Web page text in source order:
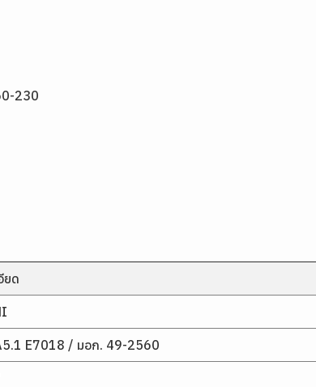
230
ยด
E7018 / มอก. 49-2560